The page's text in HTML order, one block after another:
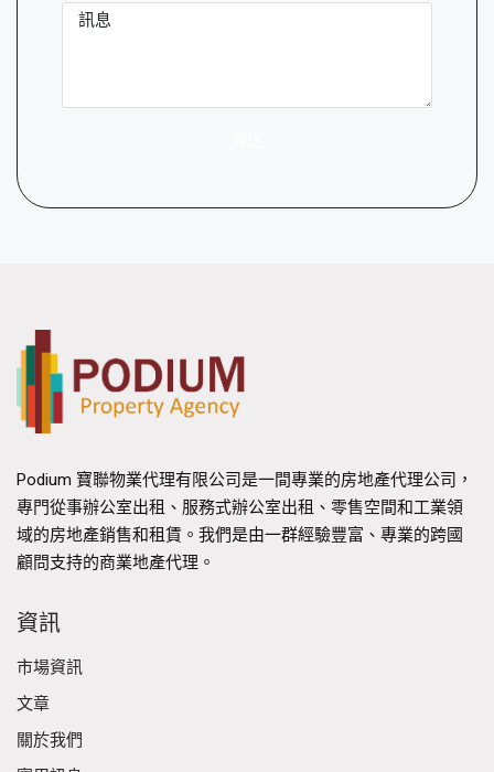
Podium 寶聯物業代理有限公司是一間專業的房地產代理公司，
專門從事辦公室出租、服務式辦公室出租、零售空間和工業領
域的房地產銷售和租賃。我們是由一群經驗豐富、專業的跨國
顧問支持的商業地產代理。
資訊
市場資訊
文章
關於我們